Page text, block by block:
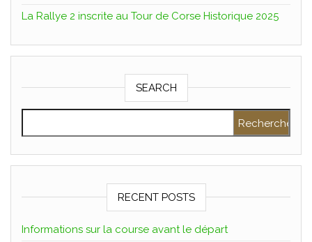
La Rallye 2 inscrite au Tour de Corse Historique 2025
SEARCH
RECENT POSTS
Informations sur la course avant le départ